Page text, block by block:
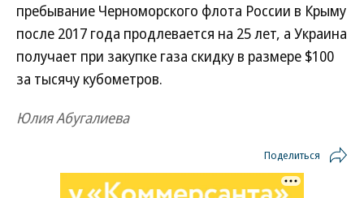
пребывание Черноморского флота России в Крыму
после 2017 года продлевается на 25 лет, а Украина
получает при закупке газа скидку в размере $100
за тысячу кубометров.
Юлия Абугалиева
Поделиться